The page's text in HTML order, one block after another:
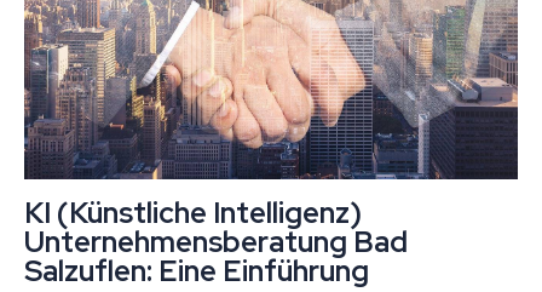
KI (Künstliche Intelligenz)
Unternehmensberatung Bad
Salzuflen: Eine Einführung